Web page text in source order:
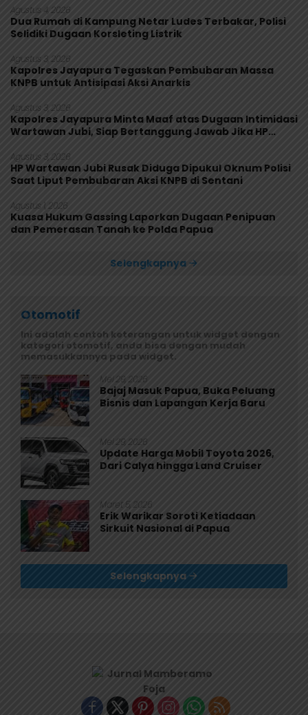
Agustus 4, 2026
Dua Rumah di Kampung Netar Ludes Terbakar, Polisi
Selidiki Dugaan Korsleting Listrik
Agustus 3, 2026
Kapolres Jayapura Tegaskan Pembubaran Massa
KNPB untuk Antisipasi Aksi Anarkis
Agustus 3, 2026
Kapolres Jayapura Minta Maaf atas Dugaan Intimidasi
Wartawan Jubi, Siap Bertanggung Jawab Jika HP
Agustus 3, 2026
HP Wartawan Jubi Rusak Diduga Dipukul Oknum Polisi
Saat Liput Pembubaran Aksi KNPB di Sentani
Agustus 1, 2026
Kuasa Hukum Gassing Laporkan Dugaan Penipuan
dan Pemerasan Tanah ke Polda Papua
Selengkapnya
Otomotif
Ini adalah contoh keterangan untuk widget dengan
kategori otomotif, anda bisa dengan mudah
memasukkannya pada widget.
Mei 29, 2026
Bajaj Masuk Papua, Buka Peluang
Bisnis dan Lapangan Kerja Baru
Mei 29, 2026
Update Harga Mobil Toyota 2026,
Dari Calya hingga Land Cruiser
Maret 5, 2026
Erik Warikar Soroti Ketiadaan
Sirkuit Nasional di Papua
Selengkapnya